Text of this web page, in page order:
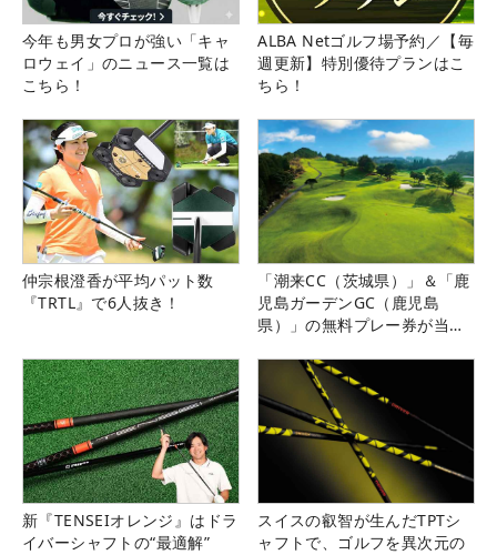
今年も男女プロが強い「キャ
ロウェイ」のニュース一覧は
こちら！
ALBA Netゴルフ場予約／【毎
週更新】特別優待プランはこ
ちら！
仲宗根澄香が平均パット数
『TRTL』で6人抜き！
「潮来CC（茨城県）」＆「鹿
児島ガーデンGC（鹿児島
県）」の無料プレー券が当た
新『TENSEIオレンジ』はドラ
イバーシャフトの“最適解”
スイスの叡智が生んだTPTシ
ャフトで、ゴルフを異次元の